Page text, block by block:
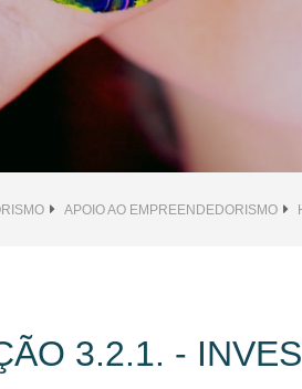
APOIO AO EMPREENDEDORISMO
3.2.1. -